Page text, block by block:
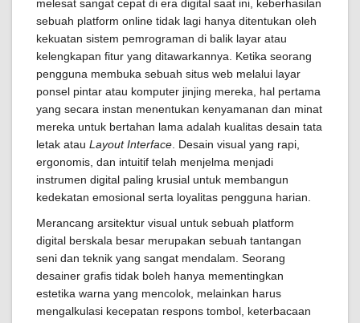
melesat sangat cepat di era digital saat ini, keberhasilan
sebuah platform online tidak lagi hanya ditentukan oleh
kekuatan sistem pemrograman di balik layar atau
kelengkapan fitur yang ditawarkannya. Ketika seorang
pengguna membuka sebuah situs web melalui layar
ponsel pintar atau komputer jinjing mereka, hal pertama
yang secara instan menentukan kenyamanan dan minat
mereka untuk bertahan lama adalah kualitas desain tata
letak atau Layout Interface . Desain visual yang rapi,
ergonomis, dan intuitif telah menjelma menjadi
instrumen digital paling krusial untuk membangun
kedekatan emosional serta loyalitas pengguna harian.
Merancang arsitektur visual untuk sebuah platform
digital berskala besar merupakan sebuah tantangan
seni dan teknik yang sangat mendalam. Seorang
desainer grafis tidak boleh hanya mementingkan
estetika warna yang mencolok, melainkan harus
mengalkulasi kecepatan respons tombol, keterbacaan